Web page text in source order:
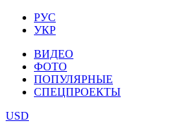
РУС
УКР
ВИДЕО
ФОТО
ПОПУЛЯРНЫЕ
СПЕЦПРОЕКТЫ
USD